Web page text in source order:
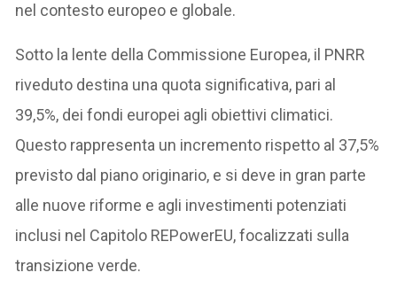
nel contesto europeo e globale.
Sotto la lente della Commissione Europea, il PNRR
riveduto destina una quota significativa, pari al
39,5%, dei fondi europei agli obiettivi climatici.
Questo rappresenta un incremento rispetto al 37,5%
previsto dal piano originario, e si deve in gran parte
alle nuove riforme e agli investimenti potenziati
inclusi nel Capitolo REPowerEU, focalizzati sulla
transizione verde.